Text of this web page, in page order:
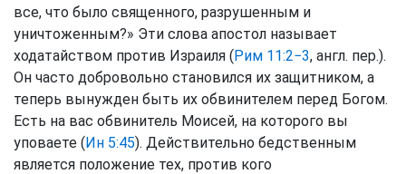
все, что было священного, разрушенным и
уничтоженным?» Эти слова апостол называет
ходатайством против Израиля (Рим 11:2−3, англ. пер.).
Он часто добровольно становился их защитником, а
теперь вынужден быть их обвинителем перед Богом.
Есть на вас обвинитель Моисей, на которого вы
уповаете (Ин 5:45). Действительно бедственным
является положение тех, против кого